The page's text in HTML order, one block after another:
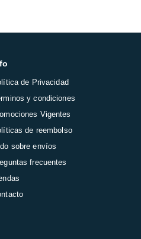
de Privacidad
y condiciones
Vigentes
de reembolso
sobre envíos
frecuentes